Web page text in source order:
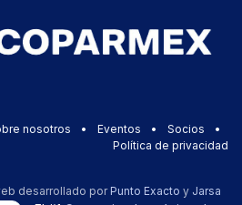
nosotros • Eventos • Socios
•
Política de privacidad
desarrollado por Punto Exacto y Jarsa